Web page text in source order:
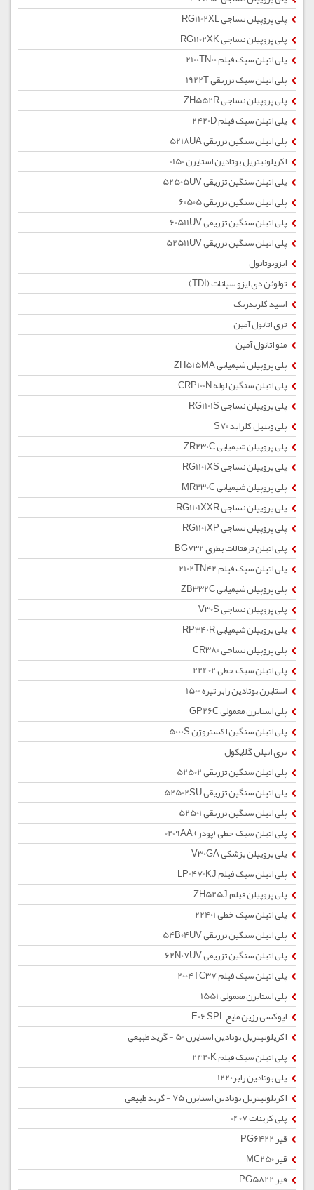
پلی پروپیلن نساجی RG1102XL
پلی پروپیلن نساجی RG1102XK
پلی اتیلن سبک فیلم 2100TN00
پلی اتیلن سبک تزریقی 1922T
پلی پروپیلن نساجی ZH552R
پلی اتیلن سبک فیلم 2420D
پلی اتیلن سنگین تزریقی 5218UA
اکریلونیتریل بوتادین استایرن 0150
پلی اتیلن سنگین تزریقی 52505UV
پلی اتیلن سنگین تزریقی 60505
پلی اتیلن سنگین تزریقی 60511UV
پلی اتیلن سنگین تزریقی 52511UV
ایزوبوتانول
تولوئن دی ایزو سیانات (TDI)
اسید کلریدریک
تری اتانول آمین
منو اتانول آمین
پلی پروپیلن شیمیایی ZH515MA
پلی اتیلن سنگین لوله CRP100N
پلی پروپیلن نساجی RG1101S
پلی وینیل کلراید S70
پلی پروپیلن شیمیایی ZR230C
پلی پروپیلن نساجی RG1101XS
پلی پروپیلن شیمیایی MR230C
پلی پروپیلن نساجی RG1101XXR
پلی پروپیلن نساجی RG1101XP
پلی اتیلن ترفتالات بطری BG732
پلی اتیلن سبک فیلم 2102TN42
پلی پروپیلن شیمیایی ZB332C
پلی پروپیلن نساجی V30S
پلی پروپیلن شیمیایی RP340R
پلی پروپیلن نساجی CR380
پلی اتیلن سبک خطی 22402
استایرن بوتادین رابر تیره 1500
پلی استایرن معمولی GP26C
پلی اتیلن سنگین اکستروژن 5000S
تری اتیلن گلایکول
پلی اتیلن سنگین تزریقی 52502
پلی اتیلن سنگین تزریقی 52502SU
پلی اتیلن سنگین تزریقی 52501
پلی اتیلن سبک خطی (پودر) 0209AA
پلی پروپیلن پزشکی V30GA
پلی اتیلن سبک فیلم LP0470KJ
پلی پروپیلن فیلم ZH525J
پلی اتیلن سبک خطی 22401
پلی اتیلن سنگین تزریقی 54B04UV
پلی اتیلن سنگین تزریقی 62N07UV
پلی اتیلن سبک فیلم 2004TC37
پلی استایرن معمولی 1551
اپوکسی رزین مایع E06 SPL
اکریلونیتریل بوتادین استایرن 50 - گرید طبیعی
پلی اتیلن سبک فیلم 2420K
پلی بوتادین رابر1220
اکریلونیتریل بوتادین استایرن 75 - گرید طبیعی
پلی کربنات 0407
قیر PG6422
قیر MC250
قیر PG5822